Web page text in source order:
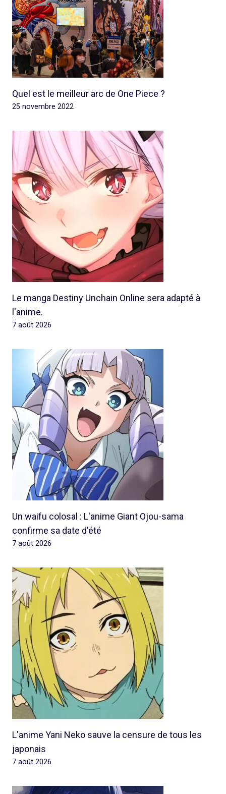
Quel est le meilleur arc de One Piece ?
25 novembre 2022
Le manga Destiny Unchain Online sera adapté à
l'anime.
7 août 2026
Un waifu colosal : L'anime Giant Ojou-sama
confirme sa date d'été
7 août 2026
L'anime Yani Neko sauve la censure de tous les
japonais
7 août 2026